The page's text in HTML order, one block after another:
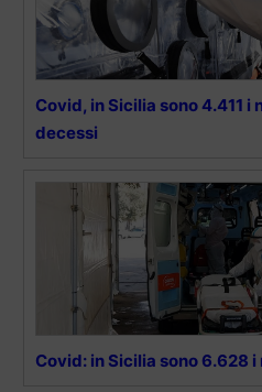
Covid, in Sicilia sono 4.411 i
decessi
Covid: in Sicilia sono 6.628